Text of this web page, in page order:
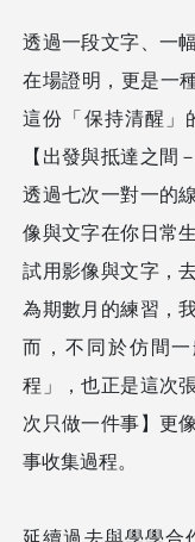
透過⼀段文字、⼀
在場證明，更是⼀
這份「保持清醒」
【出發與抵達之間
透過七次⼀對⼀的
像與文字在你⽇常
試⽤影像與文字，
為期數⽉的練習，
⽽，不同於仿間
程」，也正是這次
次只做⼀件事】 更
事收集過程。
延續過去與學學合